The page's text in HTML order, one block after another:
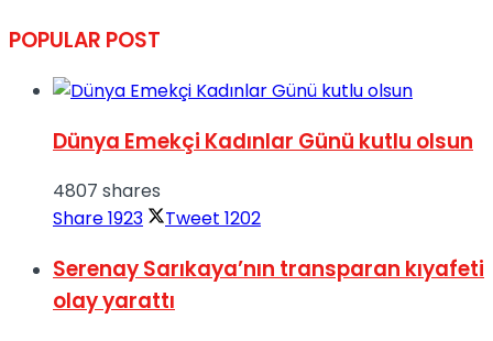
POPULAR POST
Dünya Emekçi Kadınlar Günü kutlu olsun
4807 shares
Share1923 Tweet 1202
Serenay Sarıkaya’nın transparan kıyafeti
olay yarattı